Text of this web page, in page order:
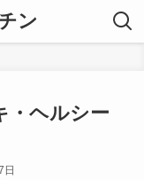
ン
・ヘルシー
日